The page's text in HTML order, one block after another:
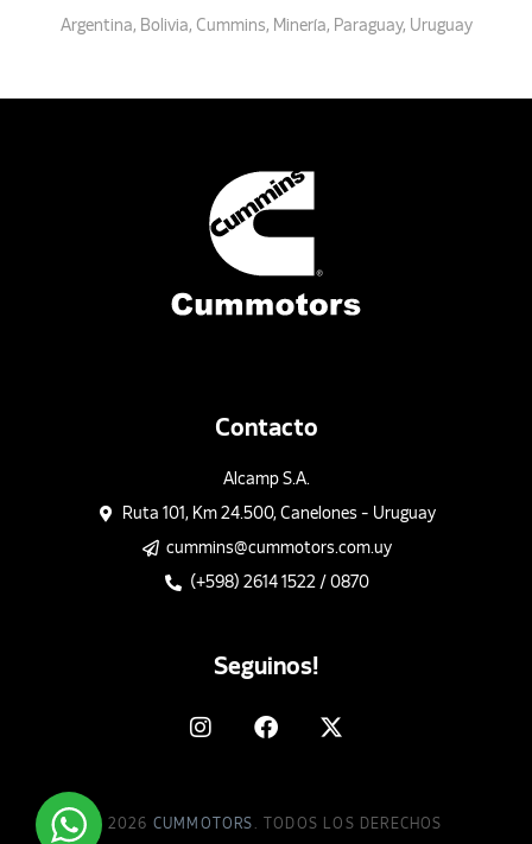
Argentina, Bolivia, Cummins, Minería, Paraguay, Uruguay
Contacto
Alcamp S.A.
Ruta 101, Km 24.500, Canelones - Uruguay
cummins@cummotors.com.uy
(+598) 2614 1522 / 0870
Seguinos!
© 2026 CUMMOTORS . TODOS LOS DERECHOS